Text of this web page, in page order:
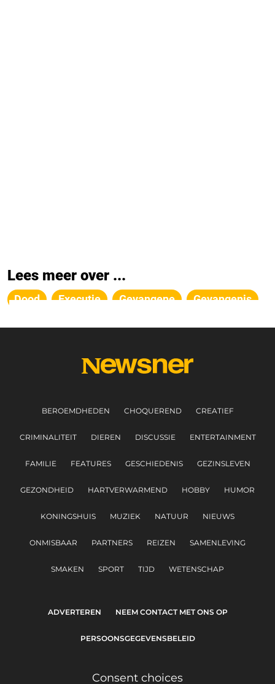
Lees meer over ...
Dood Executie Gevangene Gevangenis
BEROEMDHEDEN CHOQUEREND CREATIEF
CRIMINALITEIT DIEREN DISCUSSIE ENTERTAINMENT
FAMILIE FEATURES GESCHIEDENIS GEZINSLEVEN
GEZONDHEID HARTVERWARMEND HOBBY HUMOR
KONINGSHUIS MUZIEK NATUUR NIEUWS
ONMISBAAR PARTNERS REIZEN SAMENLEVING
SMAKEN SPORT TIJD WETENSCHAP
ADVERTEREN NEEM CONTACT MET ONS OP
PERSOONSGEGEVENSBELEID
Consent choices